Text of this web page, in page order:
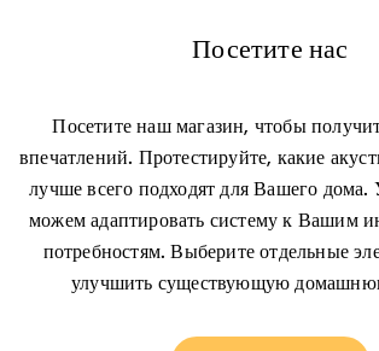
Посетите нас
Посетите наш магазин, чтобы
впечатлений. Протестируйте, какие
лучше всего подходят для Вашего дома.
можем адаптировать систему к Вашим
потребностям. Выберите отдельные
улучшить существующую